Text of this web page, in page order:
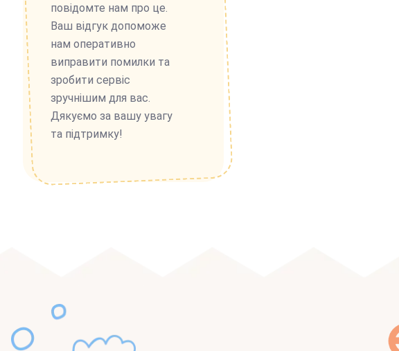
повідомте нам про це.
Ваш відгук допоможе
нам оперативно
виправити помилки та
зробити сервіс
зручнішим для вас.
Дякуємо за вашу увагу
та підтримку!